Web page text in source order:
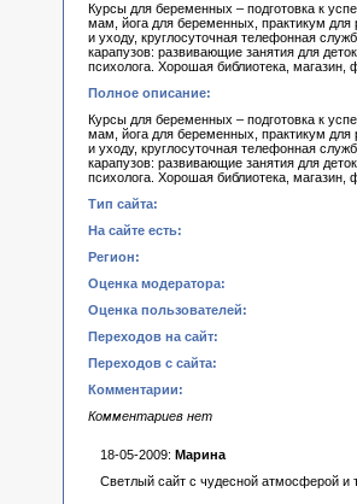
Курсы для беременных – подготовка к
мам, йога для беременных, практикум для
и уходу, круглосуточная телефонная
карапузов: развивающие занятия для
психолога. Хорошая библиотека, магазин,
Полное описание:
Курсы для беременных – подготовка к
мам, йога для беременных, практикум для
и уходу, круглосуточная телефонная
карапузов: развивающие занятия для
психолога. Хорошая библиотека, магазин,
Тип сайта:
На сайте есть:
Регион:
Оценка модератора:
Оценка пользователей:
Переходов на сайт:
Переходов с сайта:
Комментарии:
Комментариев нет
18-05-2009: Марина
Светлый сайт с чудесной атмосферой и